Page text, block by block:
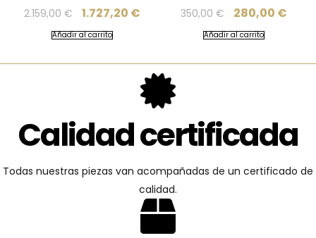
2.159,00 € 1.727,20 €
Añadir al carrito
350,00€ 280,00 €
Añadir al carrito
Calidad certificada
Todas nuestras piezas van acompañadas de un certificado de
calidad.